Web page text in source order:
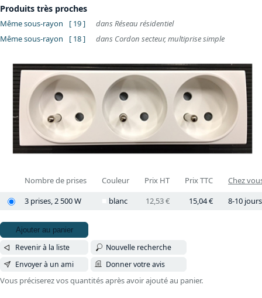
Produits très proches
Même sous-rayon [ 19 ]
dans Réseau résidentiel
Même sous-rayon
[ 18 ] dans Cordon secteur, multiprise simple
Nombre de prises Couleur Prix HT Prix TTC
Chez
3 prises, 2 500 W
blanc 12,53 € 15,04 € 8-10 jours
Ajouter au panier
Revenir à la liste
Nouvelle recherche
Envoyer à un ami
Donner votre avis
Vous préciserez vos quantités après avoir ajouté au panier.